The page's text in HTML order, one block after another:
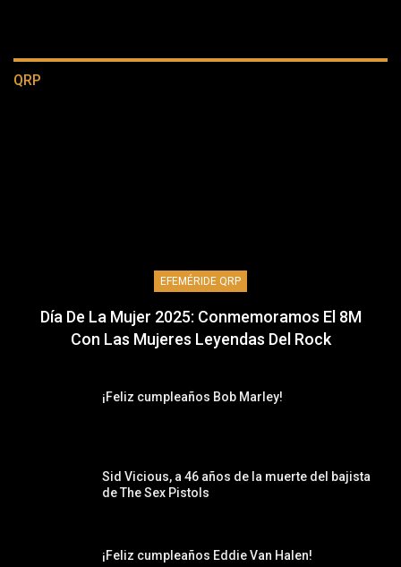
QRP
EFEMÉRIDE QRP
Día De La Mujer 2025: Conmemoramos El 8M
Con Las Mujeres Leyendas Del Rock
¡Feliz cumpleaños Bob Marley!
Sid Vicious, a 46 años de la muerte del bajista
de The Sex Pistols
¡Feliz cumpleaños Eddie Van Halen!